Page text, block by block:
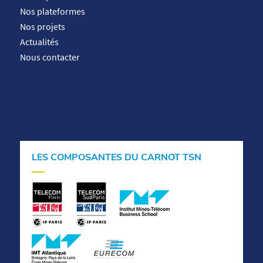
Nos plateformes
Nos projets
Actualités
Nous contacter
LES COMPOSANTES DU CARNOT TSN